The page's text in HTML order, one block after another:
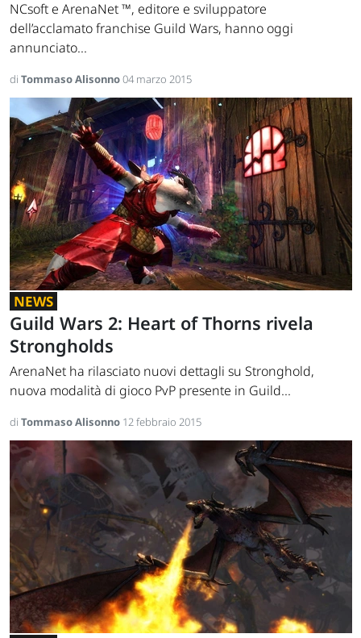
NCsoft e ArenaNet ™, editore e sviluppatore
dell’acclamato franchise Guild Wars, hanno oggi
annunciato...
di Tommaso Alisonno04 marzo 2015
NEWS
Guild Wars 2: Heart of Thorns rivela
Strongholds
ArenaNet ha rilasciato nuovi dettagli su Stronghold,
nuova modalità di gioco PvP presente in Guild...
di Tommaso Alisonno 12 febbraio 2015